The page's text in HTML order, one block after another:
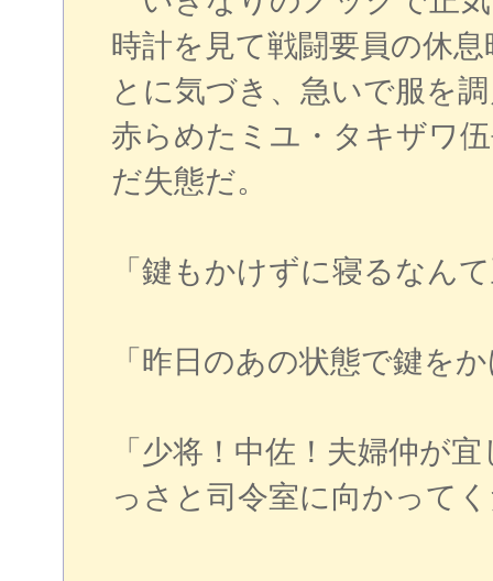
時計を見て戦闘要員の休
とに気づき、急いで服を
赤らめたミユ・タキザワ
だ失態だ。
「鍵もかけずに寝るなん
「昨日のあの状態で鍵を
「少将！中佐！夫婦仲が
っさと司令室に向かって